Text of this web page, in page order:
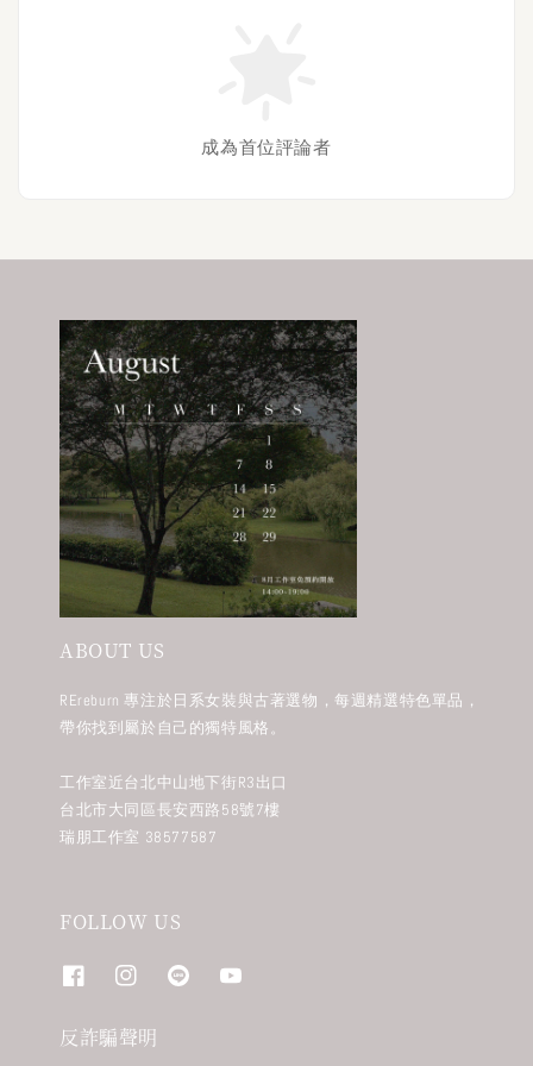
成為首位評論者
ABOUT US
REreburn 專注於日系女裝與古著選物，每週精選特色單品，
帶你找到屬於自己的獨特風格。
工作室近台北中山地下街R3出口
台北市大同區長安西路58號7樓
瑞朋工作室 38577587
FOLLOW US
反詐騙聲明